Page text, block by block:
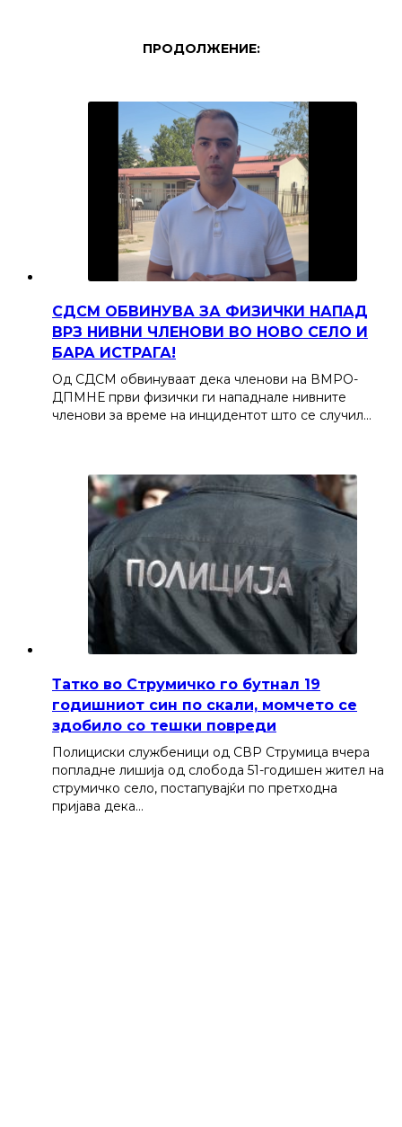
ПРОДОЛЖЕНИЕ:
СДСМ ОБВИНУВА ЗА ФИЗИЧКИ НАПАД
ВРЗ НИВНИ ЧЛЕНОВИ ВО НОВО СЕЛО И
БАРА ИСТРАГА!
Од СДСМ обвинуваат дека членови на ВМРО-
ДПМНЕ први физички ги нападнале нивните
членови за време на инцидентот што се случил…
Татко во Струмичко го бутнал 19
годишниот син по скали, момчето се
здобило со тешки повреди
Полициски службеници од СВР Струмица вчера
попладне лишија од слобода 51-годишен жител на
струмичко село, постапувајќи по претходна
пријава дека…